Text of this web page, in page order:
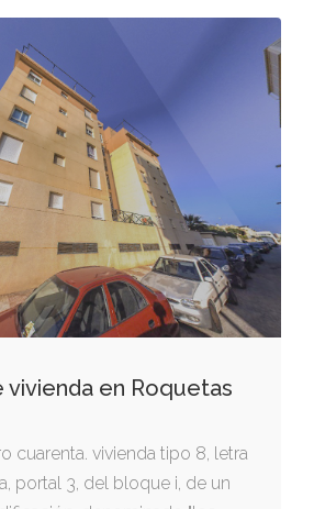
vivienda en Roquetas
cuarenta. vivienda tipo 8, letra
portal 3, del bloque i, de un